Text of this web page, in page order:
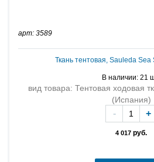
арт: 3589
Ткань тентовая, Sauleda Sea
В наличии: 21
вид товара: Тентовая ходовая
(Испания)
4 017 руб.
- +